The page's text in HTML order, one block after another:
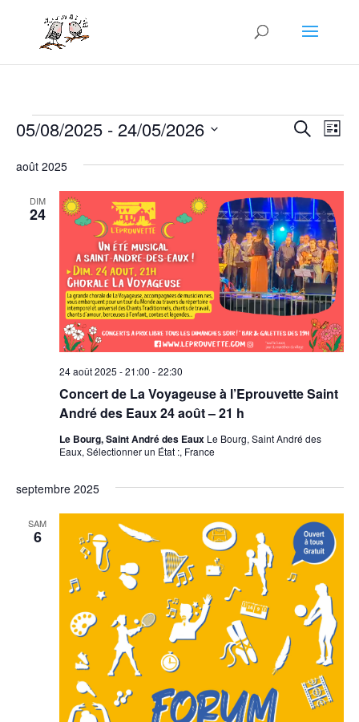
Évènements
de
vues
Recherche
de
Liste
05/08/2025 - 24/05/2026
une
août 2025
DIM
24
Concert de La Voyageuse à l’Eprouvette Saint
André des Eaux 24 août – 21 h
24 août 2025 - 21:00 -22:30
Le Bourg, Saint André des Eaux Le Bourg, Saint André des
Eaux, Sélectionner un État :, France
septembre 2025
SAM
6